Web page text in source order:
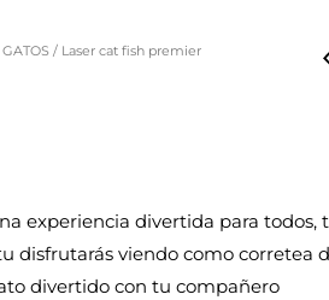
/ Laser cat fish premier
experiencia divertida para todos,
disfrutarás viendo como corretea
divertido con tu compañero